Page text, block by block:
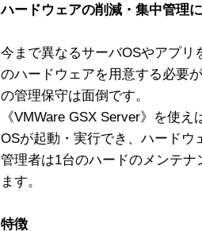
ハードウェアの削減・集中管理
今まで異なるサーバOSやアプリ
のハードウェアを用意する必要
の管理保守は面倒です。
《VMWare GSX Server》を使
OSが起動・実行でき、ハード
管理者は1台のハードのメンテ
ます。
特徴